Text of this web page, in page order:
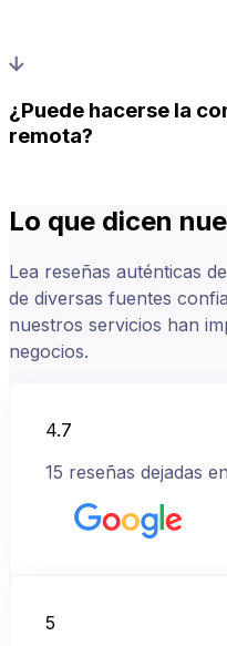
¿Puede hacerse la
remota?
Lo que dicen
Lea reseñas auténticas
de diversas fuentes
nuestros servicios han
negocios.
4.7
15 reseñas dejadas en
5